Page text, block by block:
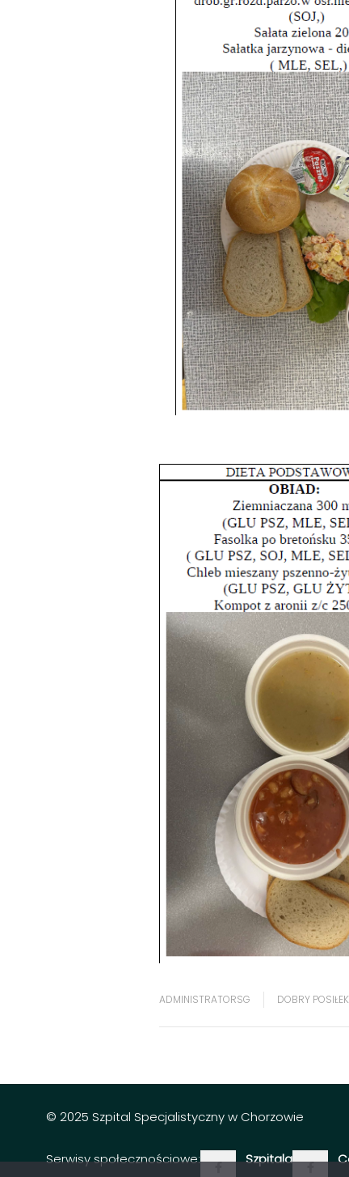
ADMINISTRATORSG DOBRY POSIŁEK
© 2025 Szpital Specjalistyczny w Chorzowie
Serwisy społecznościowe: Szpitala